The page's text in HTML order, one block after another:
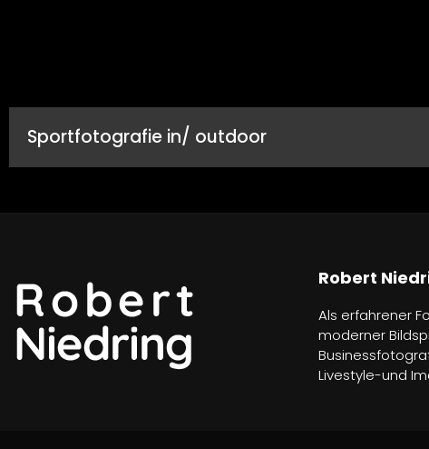
Sportfotografie in/ outdoor
Robert
Als erfahrener
moderner
Livestyle-und